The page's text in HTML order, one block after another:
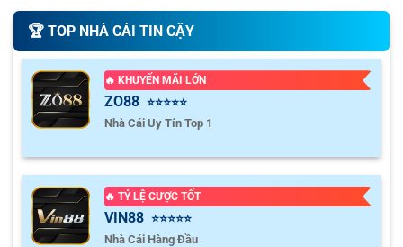
🏆️ TOP NHÀ CÁI TIN CẬY
🔥 KHUYẾN MÃI LỚN
ZO88 ⭐⭐⭐⭐⭐
Nhà Cái Uy Tín Top 1
🔥 TỶ LỆ CƯỢC TỐT
VIN88 ⭐⭐⭐⭐⭐
Nhà Cái Hàng Đầu